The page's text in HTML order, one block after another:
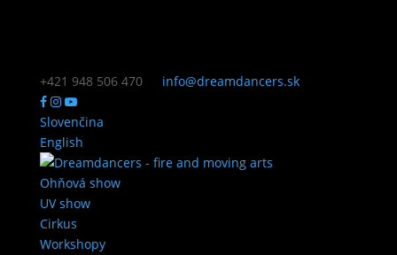
+421 948 506 470 info@dreamdancers.sk
Slovenčina
English
Ohňová show
UV show
Cirkus
Workshopy